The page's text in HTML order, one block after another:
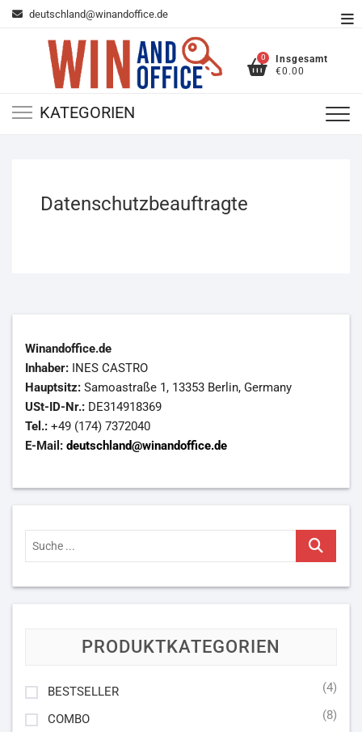
Zum deutschland@winandoffice.de
0
Insgesamt
€0.00
KATEGORIEN
Datenschutzbeauftragte
Winandoffice.de
Inhaber: INES CASTRO
Hauptsitz: Samoastraße 1, 13353 Berlin, Germany
USt-ID-Nr.: DE314918369
Tel.: +49 (174) 7372040
E-Mail: deutschland@winandoffice.de
Suche
...
PRODUKTKATEGORIEN
BESTSELLER (4)
COMBO (8)